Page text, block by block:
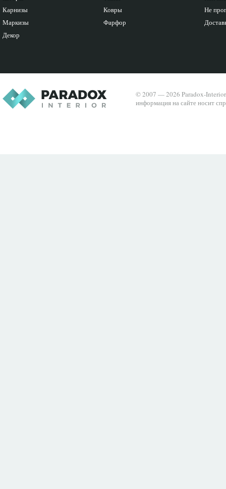
Карнизы
Маркизы
Декор
Ковры
Фарфор
Не
© 2007 — 2026 Paradox-
информация на сайте носит